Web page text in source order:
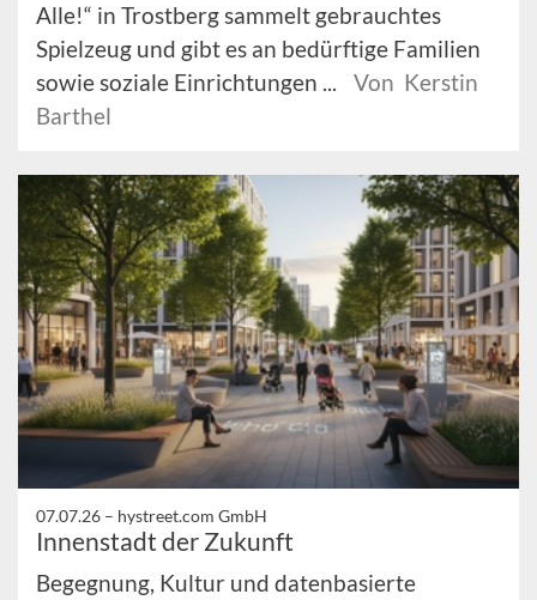
Alle!“ in Trostberg sammelt gebrauchtes
Spielzeug und gibt es an bedürftige Familien
sowie soziale Einrichtungen ...
Von Kerstin
Barthel
07.07.26 – hystreet.com GmbH
Innenstadt der Zukunft
Begegnung, Kultur und datenbasierte